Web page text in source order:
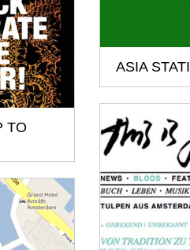
ASIA
TO